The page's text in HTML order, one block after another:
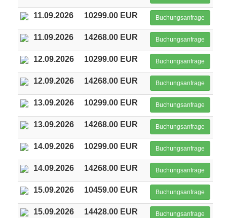
11.09.2026 10299.00 EUR Buchungsanfrage
11.09.2026 14268.00 EUR Buchungsanfrage
12.09.2026 10299.00 EUR Buchungsanfrage
12.09.2026 14268.00 EUR Buchungsanfrage
13.09.2026 10299.00 EUR Buchungsanfrage
13.09.2026 14268.00 EUR Buchungsanfrage
14.09.2026 10299.00 EUR Buchungsanfrage
14.09.2026 14268.00 EUR Buchungsanfrage
15.09.2026 10459.00 EUR Buchungsanfrage
15.09.2026 14428.00 EUR Buchungsanfrage